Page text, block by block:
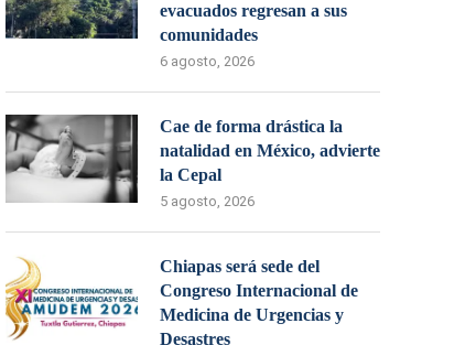
evacuados regresan a sus
comunidades
6 agosto, 2026
Cae de forma drástica la
natalidad en México, advierte
la Cepal
5 agosto, 2026
Chiapas será sede del
Congreso Internacional de
Medicina de Urgencias y
Desastres